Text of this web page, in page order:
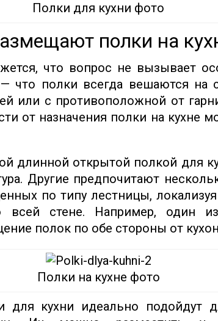
Полки для кухни фото
полки на
что вопрос не вызывает
что полки всегда вешаются на
или с противоположной от
от назначения полки на кухне
длинной открытой полкой для
Другие предпочитают
по типу лестницы,
всей стене. Например, один
полок по обе стороны от
Полки на кухне фото
для кухни идеально подойдут